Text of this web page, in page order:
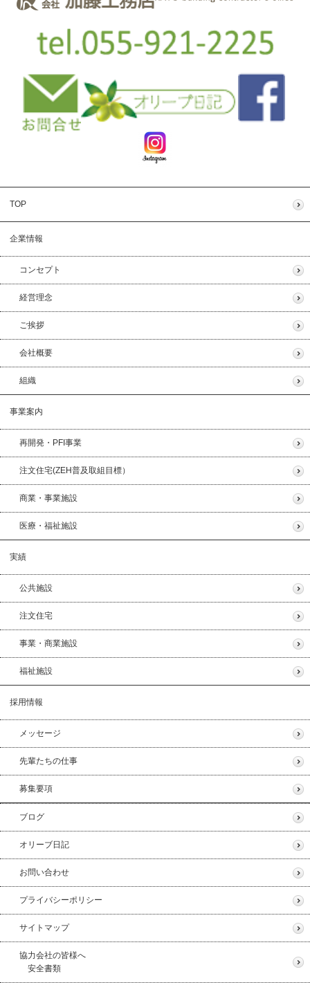
TOP
企業情報
コンセプト
経営理念
ご挨拶
会社概要
組織
事業案内
再開発・PFI事業
注文住宅(ZEH普及取組目標）
商業・事業施設
医療・福祉施設
実績
公共施設
注文住宅
事業・商業施設
福祉施設
採用情報
メッセージ
先輩たちの仕事
募集要項
ブログ
オリーブ日記
お問い合わせ
プライバシーポリシー
サイトマップ
協力会社の皆様へ
安全書類